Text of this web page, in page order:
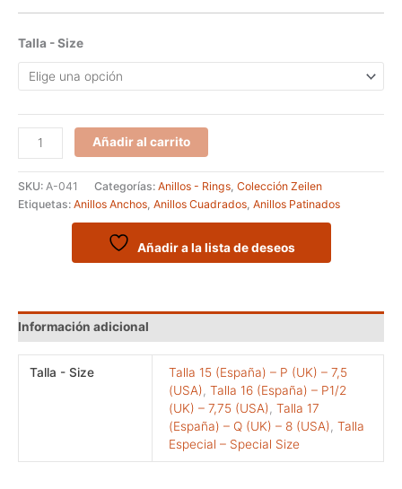
Talla - Size
Anillo
la
serie
ZEILEN
Añadir al carrito
SKU: A-041 Categorías: Anillos - Rings Colección Zeilen
Etiquetas: Anillos Anchos Anillos Cuadrados Anillos Patinados
Añadir a la lista de deseos
Información adicional
Talla - Size
Talla 15 (España) – P (UK) – 7,5
(USA) ,Talla 16 (España) – P1/2
(UK) – 7,75 (USA) ,Talla 17
(España) – Q (UK) – 8 (USA) ,Talla
Especial – Special Size